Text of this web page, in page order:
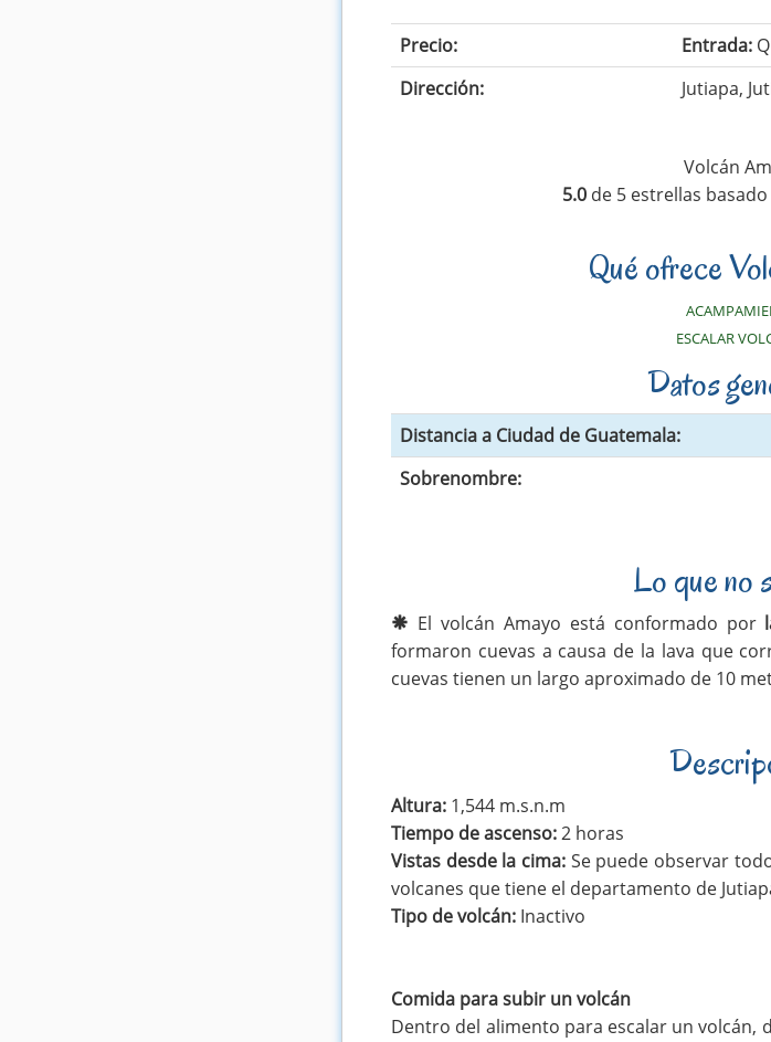
Precio: Entrada:
Dirección:
Jutiapa,
Volcán
5.0 de 5 estrellas basado
Qué ofrece
ESCALAR
Datos
Distancia a Ciudad de Guatemala:
Sobrenombre:
Lo que no
El volcán Amayo está conformado por
formaron cuevas a causa de la lava que
cuevas tienen un largo aproximado de 10
Altura: 1,544 m.s.n.m
Tiempo de ascenso:2 horas
Vistas desde la cima: Se puede observar
volcanes que tiene el departamento de
Tipo de volcán: Inactivo
Comida para subir un volcán
Dentro del alimento para escalar un volcán,